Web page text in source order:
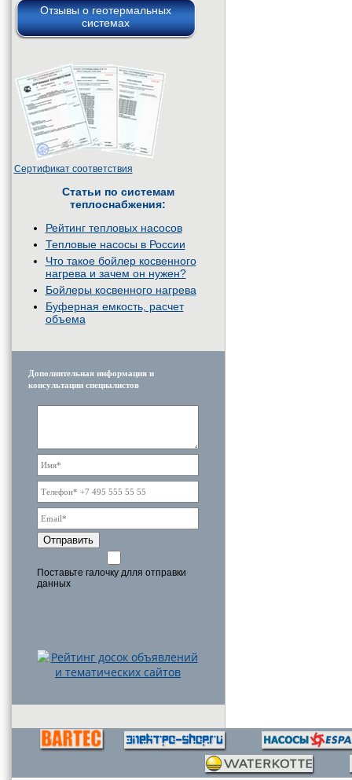
Отзывы о геотермальных
системах
Сертификат соответствия
Статьи по системам
теплоснабжения:
Рейтинг тепловых насосов
Тепловые насосы в России
Что такое бойлер косвенного
нагрева и зачем он нужен?
Бойлеры косвенного нагрева
Буферная емкость, расчет
объема
Дополнительная информация и
консультации специалистов
Отправить
Поставьте галочку длля отправки
данных